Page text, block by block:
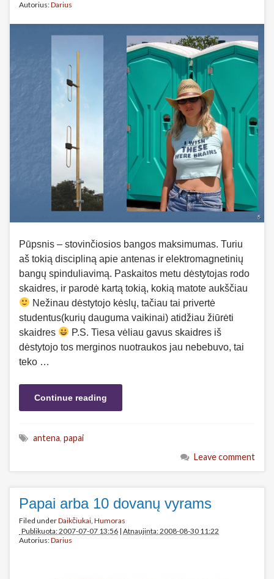
Autorius:Darius
Pūpsnis – stovinčiosios bangos maksimumas. Turiu
aš tokią discipliną apie antenas ir elektromagnetinių
bangų spinduliavimą. Paskaitos metu dėstytojas rodo
skaidres, ir parodė kartą tokią, kokią matote aukščiau
Nežinau dėstytojo kėslų, tačiau tai privertė
studentus(kurių dauguma vaikinai) atidžiau žiūrėti
skaidres
P.S. Tiesa vėliau gavus skaidres iš
dėstytojo tos merginos nuotraukos jau nebebuvo, tai
teko …
Continue reading
antena, papai
Leave comment
Papai arba 10 dovanų vyrams
Filed underDaikčiukai Humoras
Publikuota: 2007-07-07 13:56 | Atnaujinta: 2008-08-30 11:22
Autorius:Darius